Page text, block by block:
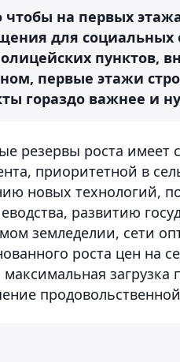
чтобы на первых
для социальных
пунктов,
первые этажи
гораздо важнее и
резервы роста имеет
приоритетной в
новых технологий,
развитию
земледелии, сети
роста цен на
максимальная